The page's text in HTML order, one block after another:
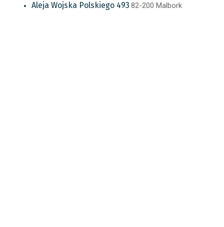
Aleja Wojska Polskiego 493 82-200 Malbork